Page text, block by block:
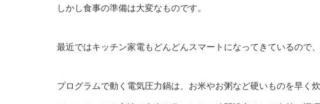
しかし食事の準備は大変なものです。
最近ではキッチン家電もどんどんスマートになってきているので
プログラムで動く電気圧力鍋は、お米やお粥など硬いものを早く